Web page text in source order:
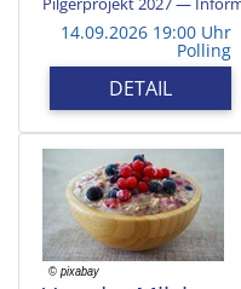
14.09.2026 19:00 Uhr
Polling
DETAIL